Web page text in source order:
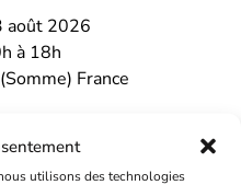
utilisons des technologies
août 2026
à 18h
France